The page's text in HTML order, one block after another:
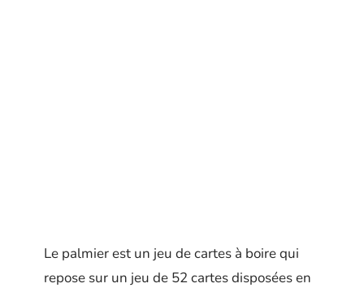
Le palmier est un jeu de cartes à boire qui
repose sur un jeu de 52 cartes disposées en